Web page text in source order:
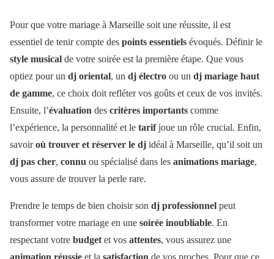
Pour que votre mariage à Marseille soit une réussite, il est
essentiel de tenir compte des points essentiels évoqués. Définir le
style musical de votre soirée est la première étape. Que vous
optiez pour un dj oriental, un dj électro ou un dj mariage haut
de gamme, ce choix doit refléter vos goûts et ceux de vos invités.
Ensuite, l’évaluation des critères importants comme
l’expérience, la personnalité et le tarifjoue un rôle crucial. Enfin,
savoiroù trouver et réserver le dj idéal à Marseille, qu’il soit un
dj pas cher, connu ou spécialisé dans les animations mariage,
vous assure de trouver la perle rare.
Prendre le temps de bien choisir son dj professionnel peut
transformer votre mariage en une soirée inoubliable. En
respectant votre budget et vos attentes, vous assurez une
animation réussie et la satisfaction de vos proches. Pour que ce